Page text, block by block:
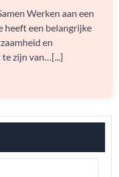
Werken aan een
heeft een belangrijke
en
zijn van…[...]